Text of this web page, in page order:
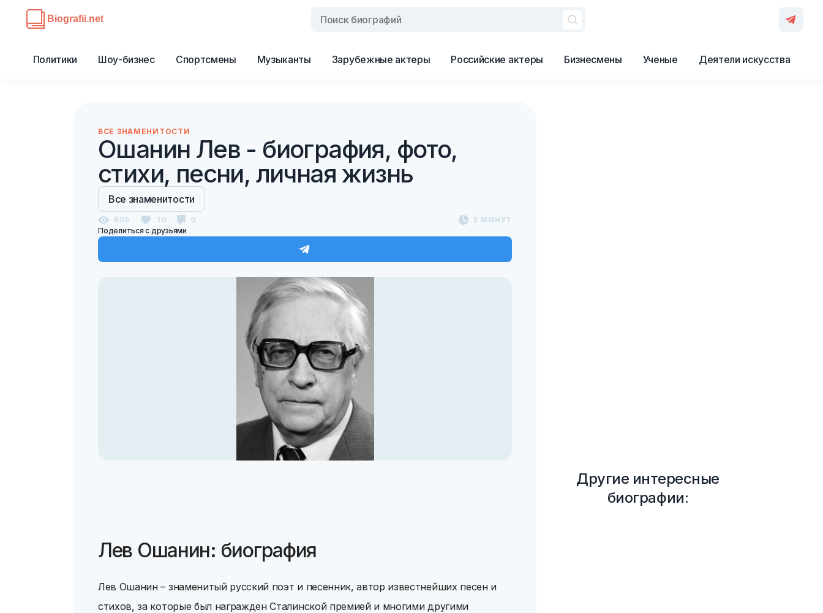
Политики Шоу-бизнес Спортсмены Музыканты Зарубежные актеры Российские актеры Бизнесмены Ученые Деятели искусства
ВСЕ ЗНАМЕНИТОСТИ
Ошанин Лев - биография, фото,
стихи, песни, личная жизнь
Все знаменитости
605 10 0
5 МИНУТ
Поделиться с друзьями
Лев Ошанин: биография
Лев Ошанин – знаменитый русский поэт и песенник, автор известнейших песен и
стихов, за которые был награжден Сталинской премией и многими другими
Другие интересные
биографии: